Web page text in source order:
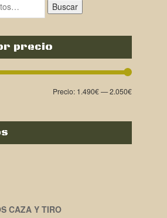
Buscar
precio
Precio: 1.490€—2.050€
CAZA Y TIRO